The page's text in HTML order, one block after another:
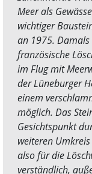
Meer als
wichtiger
an 1975.
französische
im Flug mit
der Lüneburger
einem
möglich. Das
Gesichtspunkt
weiteren
also für die
verständlich,